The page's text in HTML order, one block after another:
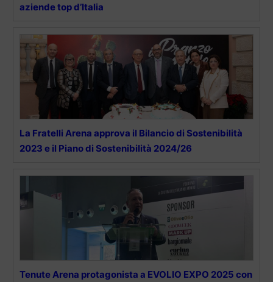
aziende top d’Italia
La Fratelli Arena approva il Bilancio di Sostenibilità
2023 e il Piano di Sostenibilità 2024/26
Tenute Arena protagonista a EVOLIO EXPO 2025 con